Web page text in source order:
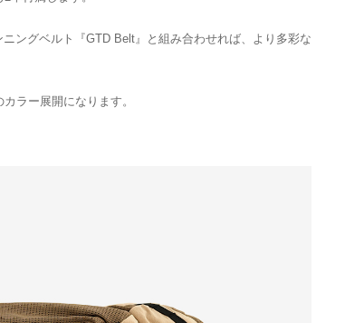
ングベルト『GTD Belt』と組み合わせれば、より多彩な
ラー展開になります。